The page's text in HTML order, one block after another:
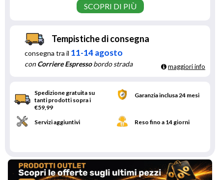
SCOPRI DI PIÙ
Tempistiche di consegna
consegna tra il 11-14 agosto
conCorriere Espressobordo strada maggiori info
Spedizione gratuita su
tanti prodotti sopra i
€59,99
Garanzia inclusa 24 mesi
Servizi aggiuntivi Reso fino a 14 giorni